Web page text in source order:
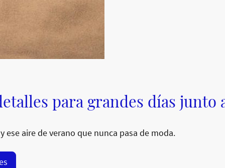
para grandes días junto
ese aire de verano que nunca pasa de moda.